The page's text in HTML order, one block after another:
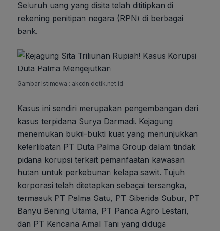
Seluruh uang yang disita telah dititipkan di
rekening penitipan negara (RPN) di berbagai
bank.
Gambar Istimewa : akcdn.detik.net.id
Kasus ini sendiri merupakan pengembangan dari
kasus terpidana Surya Darmadi. Kejagung
menemukan bukti-bukti kuat yang menunjukkan
keterlibatan PT Duta Palma Group dalam tindak
pidana korupsi terkait pemanfaatan kawasan
hutan untuk perkebunan kelapa sawit. Tujuh
korporasi telah ditetapkan sebagai tersangka,
termasuk PT Palma Satu, PT Siberida Subur, PT
Banyu Bening Utama, PT Panca Agro Lestari,
dan PT Kencana Amal Tani yang diduga